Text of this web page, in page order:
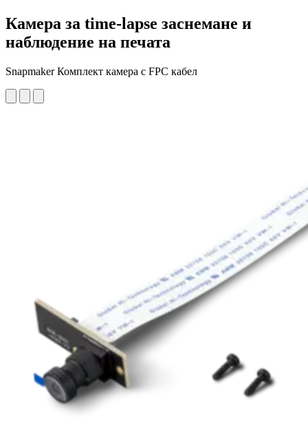
Камера за time-lapse заснемане и
наблюдение на печата
Snapmaker Комплект камера с FPC кабел